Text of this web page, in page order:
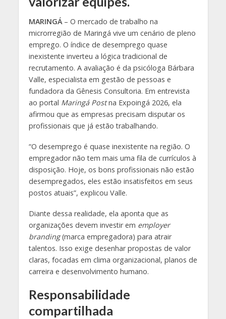
MARINGÁ– O mercado de trabalho na
microrregião de Maringá vive um cenário de pleno
emprego. O índice de desemprego quase
inexistente inverteu a lógica tradicional de
recrutamento. A avaliação é da psicóloga Bárbara
Valle, especialista em gestão de pessoas e
fundadora da Gênesis Consultoria. Em entrevista
ao portal Maringá Postna Expoingá 2026, ela
afirmou que as empresas precisam disputar os
profissionais que já estão trabalhando.
“O desemprego é quase inexistente na região. O
empregador não tem mais uma fila de currículos à
disposição. Hoje, os bons profissionais não estão
desempregados, eles estão insatisfeitos em seus
postos atuais”, explicou Valle.
Diante dessa realidade, ela aponta que as
organizações devem investir em employer
branding(marca empregadora) para atrair
talentos. Isso exige desenhar propostas de valor
claras, focadas em clima organizacional, planos de
carreira e desenvolvimento humano.
Responsabilidade
compartilhada